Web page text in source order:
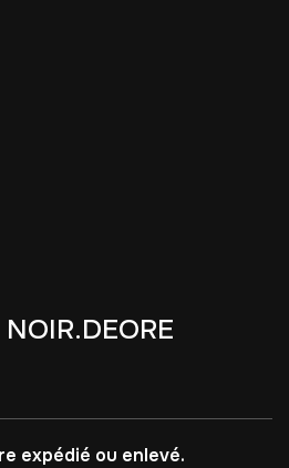
expédié ou enlevé.